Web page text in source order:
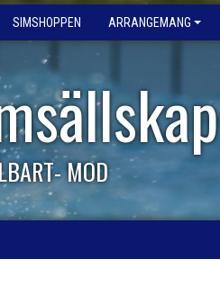
SIMSHOPPEN ARRANGEMANG
MOD